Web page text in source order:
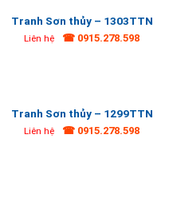
Tranh Sơn thủy – 1303TTN
Liên hệ ☎ 0915.278.598
Tranh Sơn thủy – 1299TTN
Liên hệ ☎ 0915.278.598